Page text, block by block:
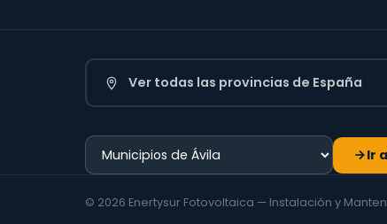
Ver todas las provincias de España
Ir
© 2026 Enertysur Fotovoltaica — Instalación y